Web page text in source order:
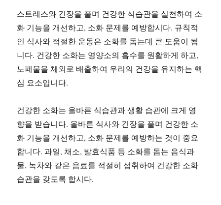
스트레스와 긴장을 풀며 건강한 식습관을 실천하여 소
화 기능을 개선하고, 소화 문제를 예방합시다. 규칙적
인 식사와 적절한 운동은 소화를 돕는데 큰 도움이 됩
니다. 건강한 소화는 영양소의 흡수를 원활하게 하고,
노폐물을 체외로 배출하여 우리의 건강을 유지하는 핵
심 요소입니다.
건강한 소화는 올바른 식습관과 생활 습관에 크게 영
향을 받습니다. 올바른 식사와 긴장을 풀며 건강한 소
화 기능을 개선하고, 소화 문제를 예방하는 것이 중요
합니다. 과일, 채소, 발효식품 등 소화를 돕는 음식과
물, 녹차와 같은 음료를 적절히 섭취하여 건강한 소화
습관을 갖도록 합시다.